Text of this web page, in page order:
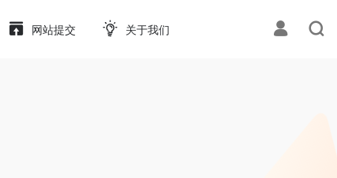
网站提交 关于我们